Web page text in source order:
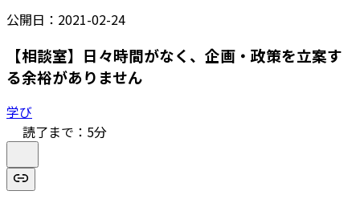
公開日： 2021-02-24
【相談室】日々時間がなく、企画・政策を立案す
る余裕がありません
学び
読了まで： 5分